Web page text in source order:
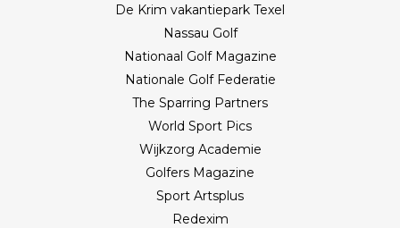
De Krim vakantiepark Texel
Nassau Golf
Nationaal Golf Magazine
Nationale Golf Federatie
The Sparring Partners
World Sport Pics
Wijkzorg Academie
Golfers Magazine
Sport Artsplus
Redexim